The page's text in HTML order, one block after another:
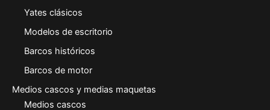
Yates clásicos
Modelos de escritorio
Barcos históricos
Barcos de motor
Medios cascos y medias maquetas
Medios cascos